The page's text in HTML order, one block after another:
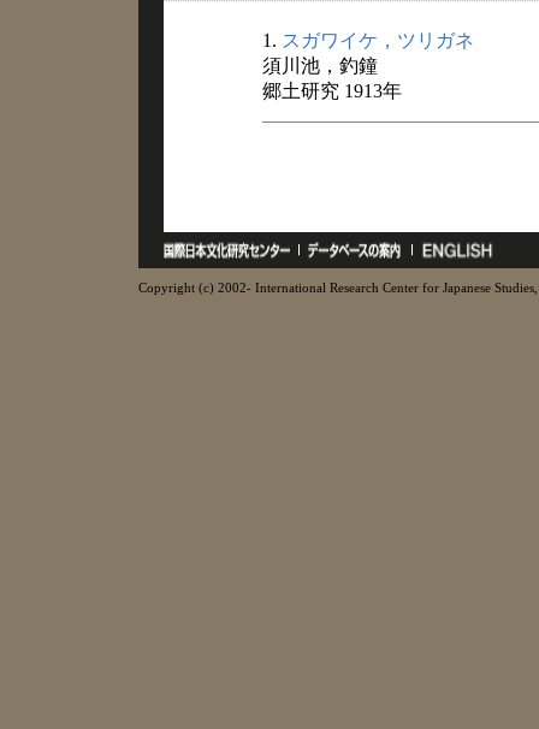
1. スガワイケ，ツリガネ
須川池，釣鐘
郷土研究 1913年
Copyright (c) 2002- International Research Center for Japanese